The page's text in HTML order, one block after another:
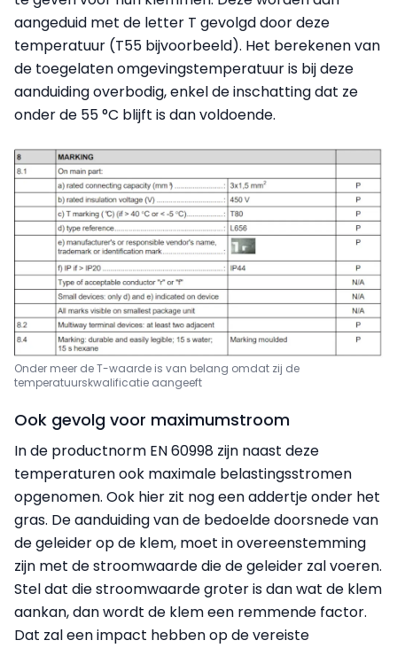
aangeduid met de letter T gevolgd door deze
temperatuur (T55 bijvoorbeeld). Het berekenen van
de toegelaten omgevingstemperatuur is bij deze
aanduiding overbodig, enkel de inschatting dat ze
onder de 55 °C blijft is dan voldoende.
Onder meer de T-waarde is van belang omdat zij de
temperatuurskwalificatie aangeeft
Ook gevolg voor maximumstroom
In de productnorm EN 60998 zijn naast deze
temperaturen ook maximale belastingsstromen
opgenomen. Ook hier zit nog een addertje onder het
gras. De aanduiding van de bedoelde doorsnede van
de geleider op de klem, moet in overeenstemming
zijn met de stroomwaarde die de geleider zal voeren.
Stel dat die stroomwaarde groter is dan wat de klem
aankan, dan wordt de klem een remmende factor.
Dat zal een impact hebben op de vereiste